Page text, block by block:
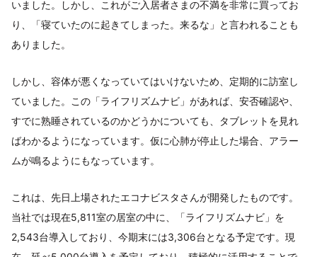
いました。しかし、これがご入居者さまの不満を非常に買ってお
り、「寝ていたのに起きてしまった。来るな」と言われることも
ありました。
しかし、容体が悪くなっていてはいけないため、定期的に訪室し
ていました。この「ライフリズムナビ」があれば、安否確認や、
すでに熟睡されているのかどうかについても、タブレットを見れ
ばわかるようになっています。仮に心肺が停止した場合、アラー
ムが鳴るようにもなっています。
これは、先日上場されたエコナビスタさんが開発したものです。
当社では現在5,811室の居室の中に、「ライフリズムナビ」を
2,543台導入しており、今期末には3,306台となる予定です。現